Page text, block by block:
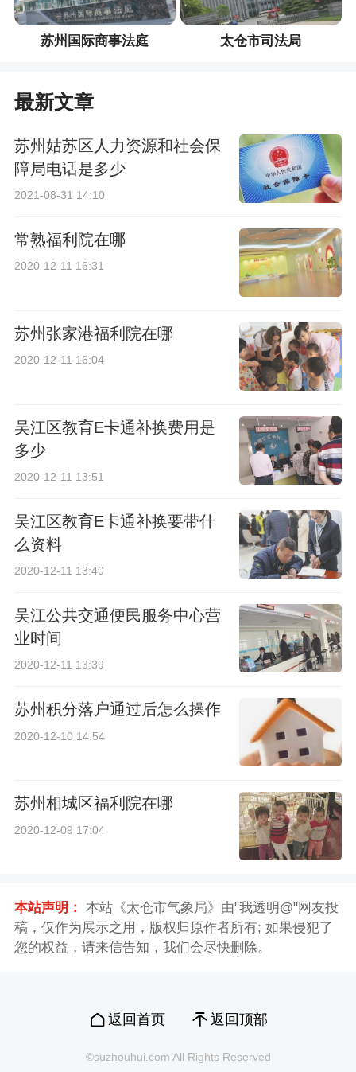
苏州国际商事法庭 太仓市司法局
最新文章
苏州姑苏区人力资源和社会保
障局电话是多少
2021-08-31 14:10
常熟福利院在哪
2020-12-11 16:31
苏州张家港福利院在哪
2020-12-11 16:04
吴江区教育E卡通补换费用是
多少
2020-12-11 13:51
吴江区教育E卡通补换要带什
么资料
2020-12-11 13:40
吴江公共交通便民服务中心营
业时间
2020-12-11 13:39
苏州积分落户通过后怎么操作
2020-12-10 14:54
苏州相城区福利院在哪
2020-12-09 17:04
本站声明： 本站《太仓市气象局》由"我透明@"网友投
稿，仅作为展示之用，版权归原作者所有; 如果侵犯了
您的权益，请来信告知，我们会尽快删除。
返回首页 返回顶部
©suzhouhui.com All Rights Reserved